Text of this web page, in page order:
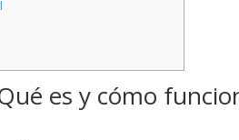
es y cómo